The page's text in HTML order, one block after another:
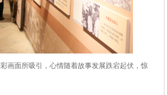
画面所吸引，心情随着故事发展跌宕起伏，惊